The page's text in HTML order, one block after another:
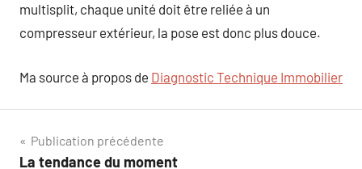
multisplit, chaque unité doit être reliée à un
compresseur extérieur, la pose est donc plus douce.
Ma source à propos de Diagnostic Technique Immobilier
Navigation
Publication précédente
La tendance du moment